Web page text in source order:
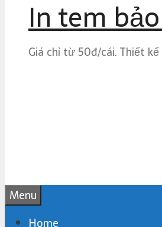
In tem
Giá chỉ từ 50đ/cái. Thiết
Menu
Home